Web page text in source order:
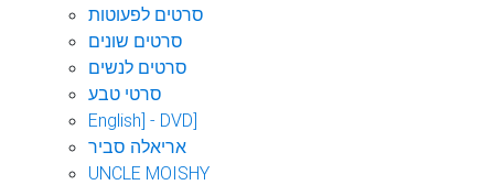
סרטים לפעוטות
סרטים שונים
סרטים לנשים
סרטי טבע
English] - DVD]
אריאלה סביר
UNCLE MOISHY